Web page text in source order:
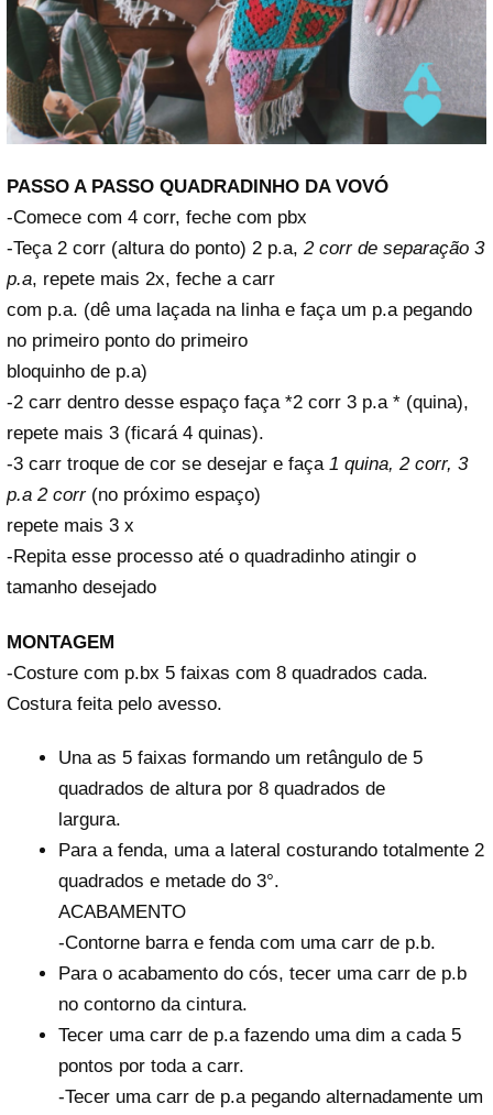
PASSO A PASSO QUADRADINHO DA VOVÓ
-Comece com 4 corr, feche com pbx
-Teça 2 corr (altura do ponto) 2 p.a, 2 corr de separação 3
p.a, repete mais 2x, feche a carr
com p.a. (dê uma laçada na linha e faça um p.a pegando
no primeiro ponto do primeiro
bloquinho de p.a)
-2 carr dentro desse espaço faça *2 corr 3 p.a * (quina),
repete mais 3 (ficará 4 quinas).
-3 carr troque de cor se desejar e faça 1 quina, 2 corr, 3
p.a 2 corr(no próximo espaço)
repete mais 3 x
-Repita esse processo até o quadradinho atingir o
tamanho desejado
MONTAGEM
-Costure com p.bx 5 faixas com 8 quadrados cada.
Costura feita pelo avesso.
Una as 5 faixas formando um retângulo de 5
quadrados de altura por 8 quadrados de
largura.
Para a fenda, uma a lateral costurando totalmente 2
quadrados e metade do 3°.
ACABAMENTO
-Contorne barra e fenda com uma carr de p.b.
Para o acabamento do cós, tecer uma carr de p.b
no contorno da cintura.
Tecer uma carr de p.a fazendo uma dim a cada 5
pontos por toda a carr.
-Tecer uma carr de p.a pegando alternadamente um